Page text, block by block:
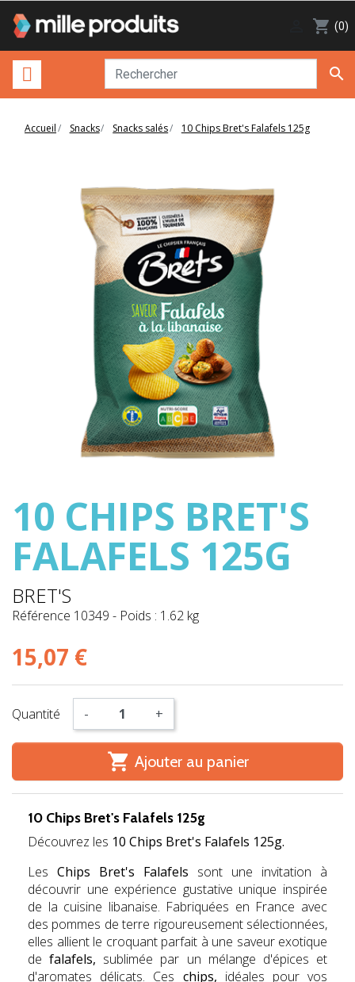
shopping_cart (0)

Accueil Snacks Snacks salés 10 Chips Bret's Falafels 125g
10 CHIPS BRET'S
FALAFELS 125G
BRET'S
Référence 10349 - Poids : 1.62 kg
15,07 €
Quantité - +
 Ajouter au panier
10 Chips Bret's Falafels 125g
Découvrez les 10 Chips Bret's Falafels 125g.
Les Chips Bret's Falafels sont une invitation à
découvrir une expérience gustative unique inspirée
de la cuisine libanaise. Fabriquées en France avec
des pommes de terre rigoureusement sélectionnées,
elles allient le croquant parfait à une saveur exotique
defalafels, sublimée par un mélange d'épices et
d'aromates délicats. Ces chips, idéales pour vos